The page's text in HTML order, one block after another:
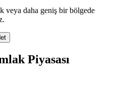
veya daha geniş bir bölgede
Piyasası